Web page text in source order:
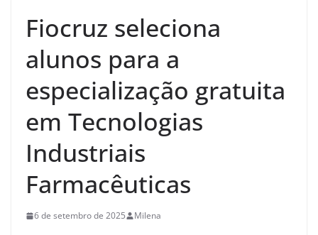
Fiocruz seleciona
alunos para a
especialização gratuita
em Tecnologias
Industriais
Farmacêuticas
6 de setembro de 2025 Milena